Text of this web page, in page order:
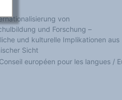
von
und Forschung –
und kulturelle Implikationen aus
Sicht
européen pour les langues /